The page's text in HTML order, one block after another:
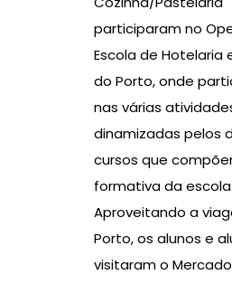
participaram no
Escola de Hotelaria
do Porto, onde
nas várias
dinamizadas pelos
cursos que
formativa da escola.
Aproveitando a
Porto, os alunos e
visitaram o